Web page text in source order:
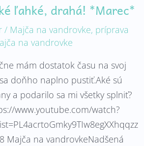
ľahké, drahá! *Marec*
/ Majča na vandrovke, príprava
na vandrovke
mám dostatok času na svoj
doňho naplno pustiť.Aké sú
a podarilo sa mi všetky splniť?
www.youtube.com/watch?
Majča na vandrovkeNadšená